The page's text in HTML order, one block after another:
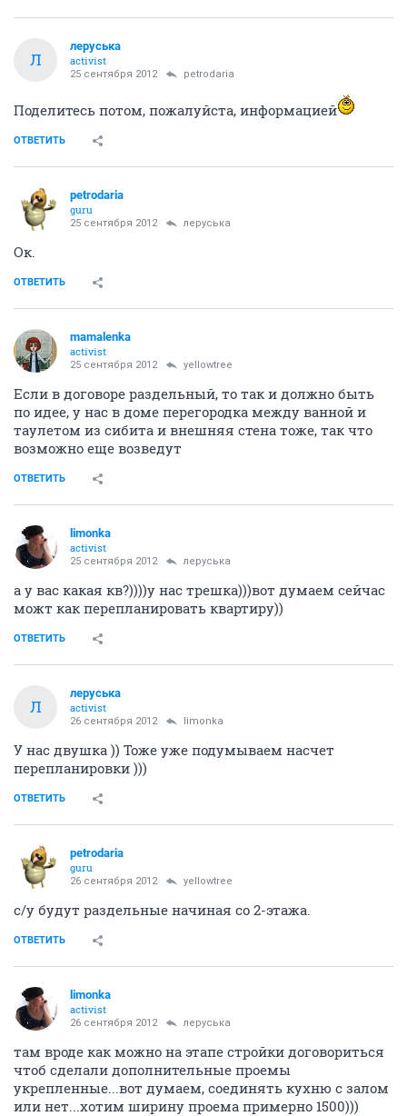
Л
леруська
activist
25 сентября 2012 petrodaria
Поделитесь потом, пожалуйста, информацией
ОТВЕТИТЬ
petrodaria
guru
25 сентября 2012 леруська
Ок.
ОТВЕТИТЬ
mamalenka
activist
25 сентября 2012 yellowtree
Если в договоре раздельный, то так и должно быть
по идее, у нас в доме перегородка между ванной и
таулетом из сибита и внешняя стена тоже, так что
возможно еще возведут
ОТВЕТИТЬ
limonka
activist
25 сентября 2012 леруська
а у вас какая кв?))))у нас трешка)))вот думаем сейчас
можт как перепланировать квартиру))
ОТВЕТИТЬ
Л
леруська
activist
26 сентября 2012 limonka
У нас двушка )) Тоже уже подумываем насчет
перепланировки )))
ОТВЕТИТЬ
petrodaria
guru
26 сентября 2012 yellowtree
с/у будут раздельные начиная со 2-этажа.
ОТВЕТИТЬ
limonka
activist
26 сентября 2012 леруська
там вроде как можно на этапе стройки договориться
чтоб сделали дополнительные проемы
укрепленные...вот думаем, соединять кухню с залом
или нет...хотим ширину проема примерно 1500)))